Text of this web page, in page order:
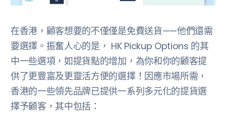
在香港，顧客想要的不僅僅是免費送貨——他們還需
要選擇。振奮人心的是， HK Pickup Options 的其
中一些選項，如提貨點的增加，為你和你的顧客提
供了更豐富及更靈活方便的選擇！因應市場所需，
香港的一些領先品牌已提供一系列多元化的提貨選
擇予顧客，其中包括：